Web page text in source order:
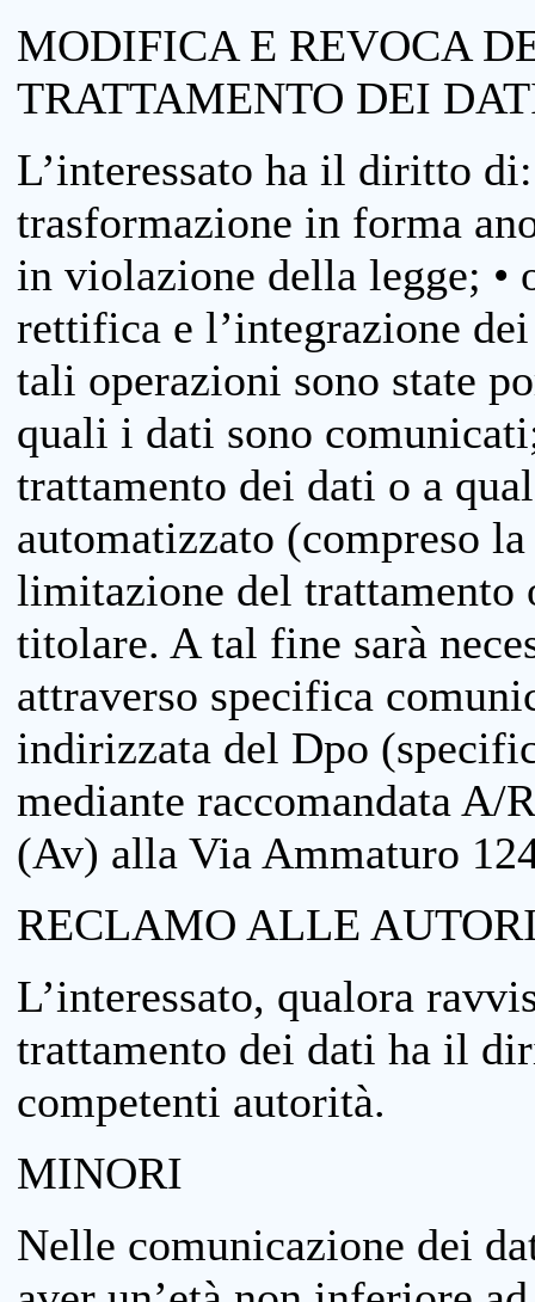
MODIFICA E REVOCA
TRATTAMENTO DEI
L’interessato ha il diritto
trasformazione in forma
in violazione della legge; •
rettifica e l’integrazione
tali operazioni sono state
quali i dati sono
trattamento dei dati o a
automatizzato (compreso
limitazione del trattamento
titolare. A tal fine sarà
attraverso specifica
indirizzata del Dpo
mediante raccomandata
(Av) alla Via Ammaturo
RECLAMO ALLE
L’interessato, qualora
trattamento dei dati ha il
competenti autorità.
MINORI
Nelle comunicazione dei